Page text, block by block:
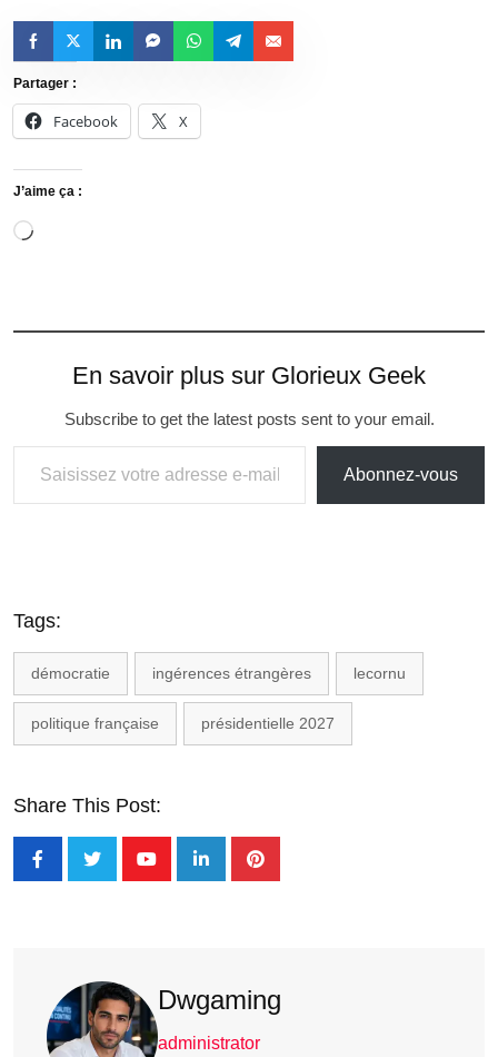
Partager :
Facebook X
J’aime ça :
En savoir plus sur Glorieux Geek
Subscribe to get the latest posts sent to your email.
Abonnez-vous
Tags:
démocratie ingérences étrangères lecornu
politique française présidentielle 2027
Share This Post:
Dwgaming
administrator